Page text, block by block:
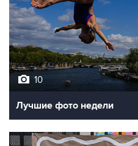
10
Лучшие фото недели